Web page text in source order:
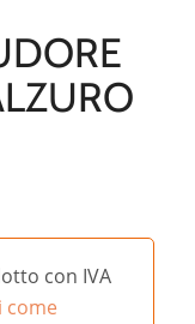
con IVA
come